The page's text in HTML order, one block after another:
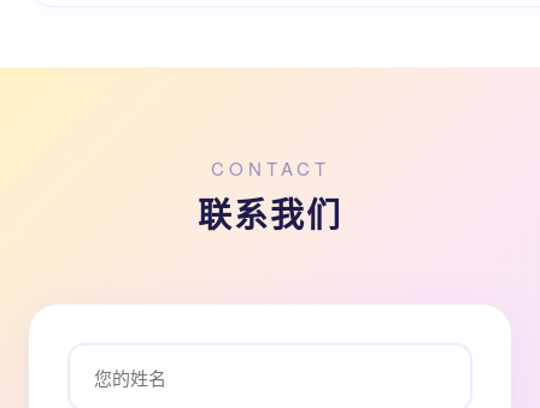
CONTACT
联系我们